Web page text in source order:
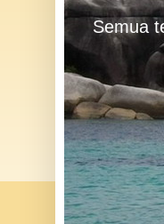
Semua